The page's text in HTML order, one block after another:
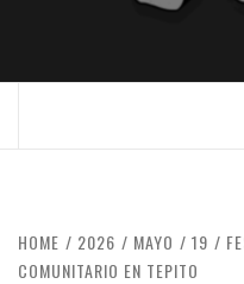
HOME 2026 MAYO 19
COMUNITARIO EN TEPITO